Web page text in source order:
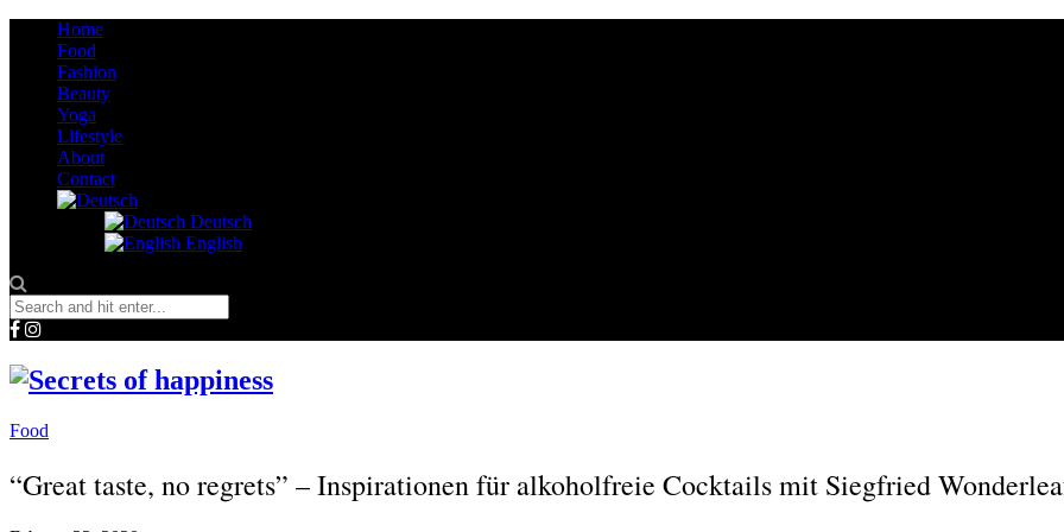
Home
Food
Fashion
Beauty
Yoga
Lifestyle
About
Contact
Deutsch
English
Food
“Great taste, no regrets” – Inspirationen für alkoholfreie Cocktails mit Siegfried